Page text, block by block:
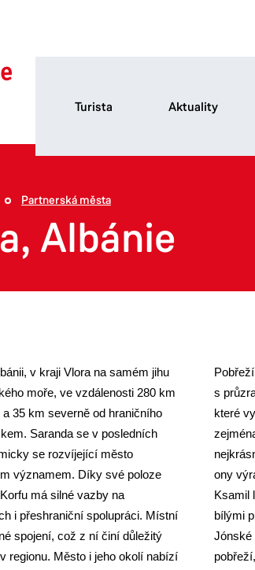
Turista Aktuality
Partnerská města
Albánie
v kraji Vlora na samém jihu
moře, ve vzdálenosti 280 km
35 km severně od hraničního
Saranda se v posledních
se rozvíjející město
významem. Díky své poloze
má silné vazby na
i přeshraniční spolupráci. Místní
spojení, což z ní činí důležitý
regionu. Město i jeho okolí nabízí
s
které
ony
Ksamil
bílými
Jónské